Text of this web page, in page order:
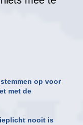
op voor
met de
nooit is